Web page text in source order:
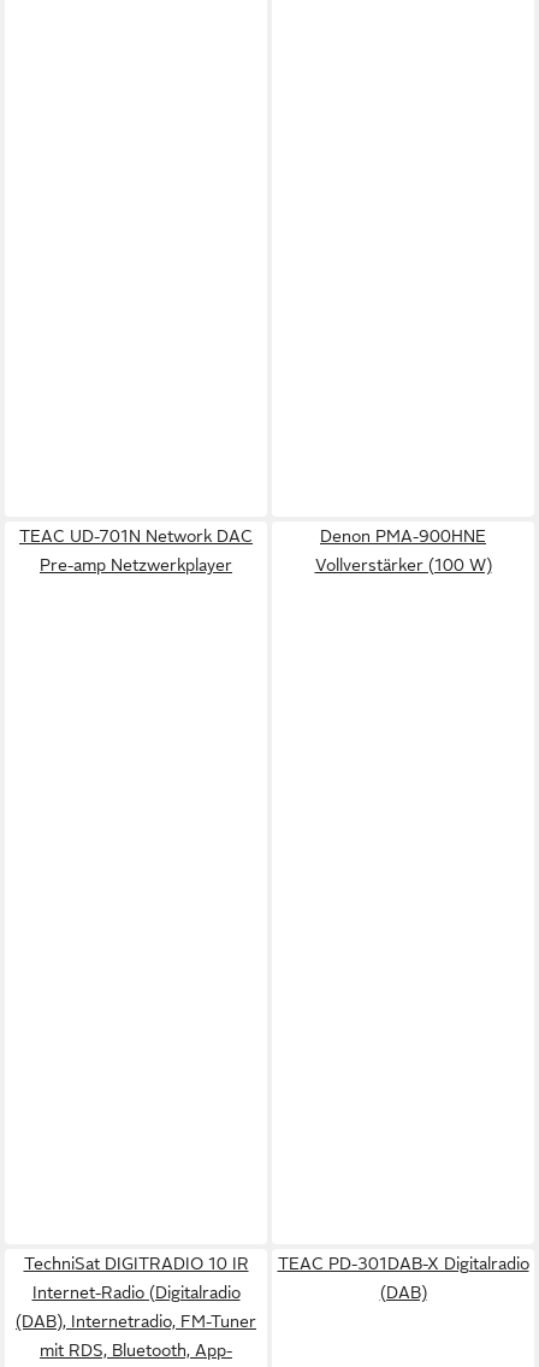
TEAC UD-701N Network DAC
Pre-amp Netzwerkplayer
Denon PMA-900HNE
Vollverstärker (100 W)
TechniSat DIGITRADIO 10 IR
Internet-Radio (Digitalradio
(DAB), Internetradio, FM-Tuner
mit RDS, Bluetooth, App-
TEAC PD-301DAB-X Digitalradio
(DAB)